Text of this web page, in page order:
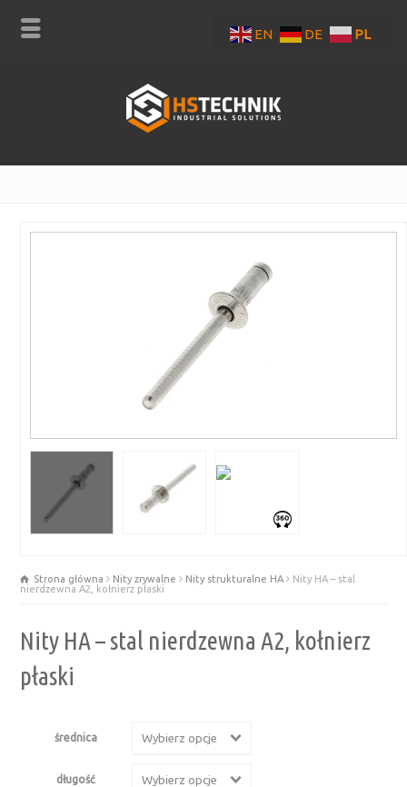
Strona główna Nity zrywalne Nity strukturalne HA
Nity HA – stal
nierdzewna A2, kołnierz płaski
Nity HA – stal nierdzewna A2, kołnierz
płaski
średnica Wybierz opcje
długość Wybierz opcje
EN DE PL